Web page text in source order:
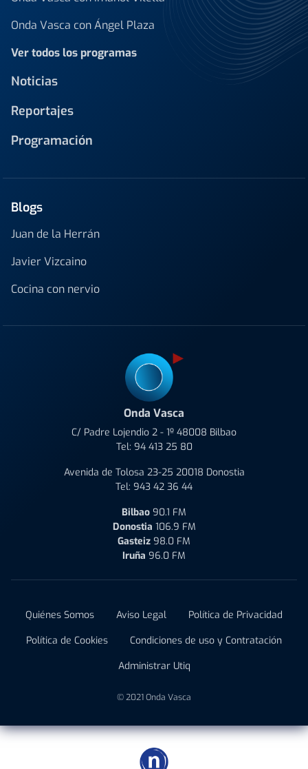
Onda Vasca con Ángel Plaza
Ver todos los programas
Noticias
Reportajes
Programación
Blogs
Juan de la Herrán
Javier Vizcaino
Cocina con nervio
Onda Vasca
C/ Padre Lojendio 2 - 1º 48008 Bilbao
Tel: 94 413 25 80
Avenida de Tolosa 23-25 20018 Donostia
Tel: 943 42 36 44
Bilbao 90.1 FM
Donostia 106.9 FM
Gasteiz 98.0 FM
Iruña 96.0 FM
Quiénes Somos Aviso Legal
Política de Privacidad
Política de Cookies
Condiciones de uso y Contratación
Administrar Utiq
© 2021 Onda Vasca